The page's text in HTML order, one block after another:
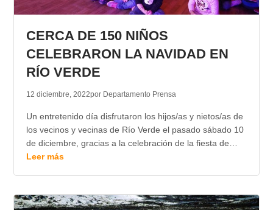
CERCA DE 150 NIÑOS
CELEBRARON LA NAVIDAD EN
RÍO VERDE
12 diciembre, 2022por Departamento Prensa
Un entretenido día disfrutaron los hijos/as y nietos/as de
los vecinos y vecinas de Río Verde el pasado sábado 10
de diciembre, gracias a la celebración de la fiesta de…
Leer más